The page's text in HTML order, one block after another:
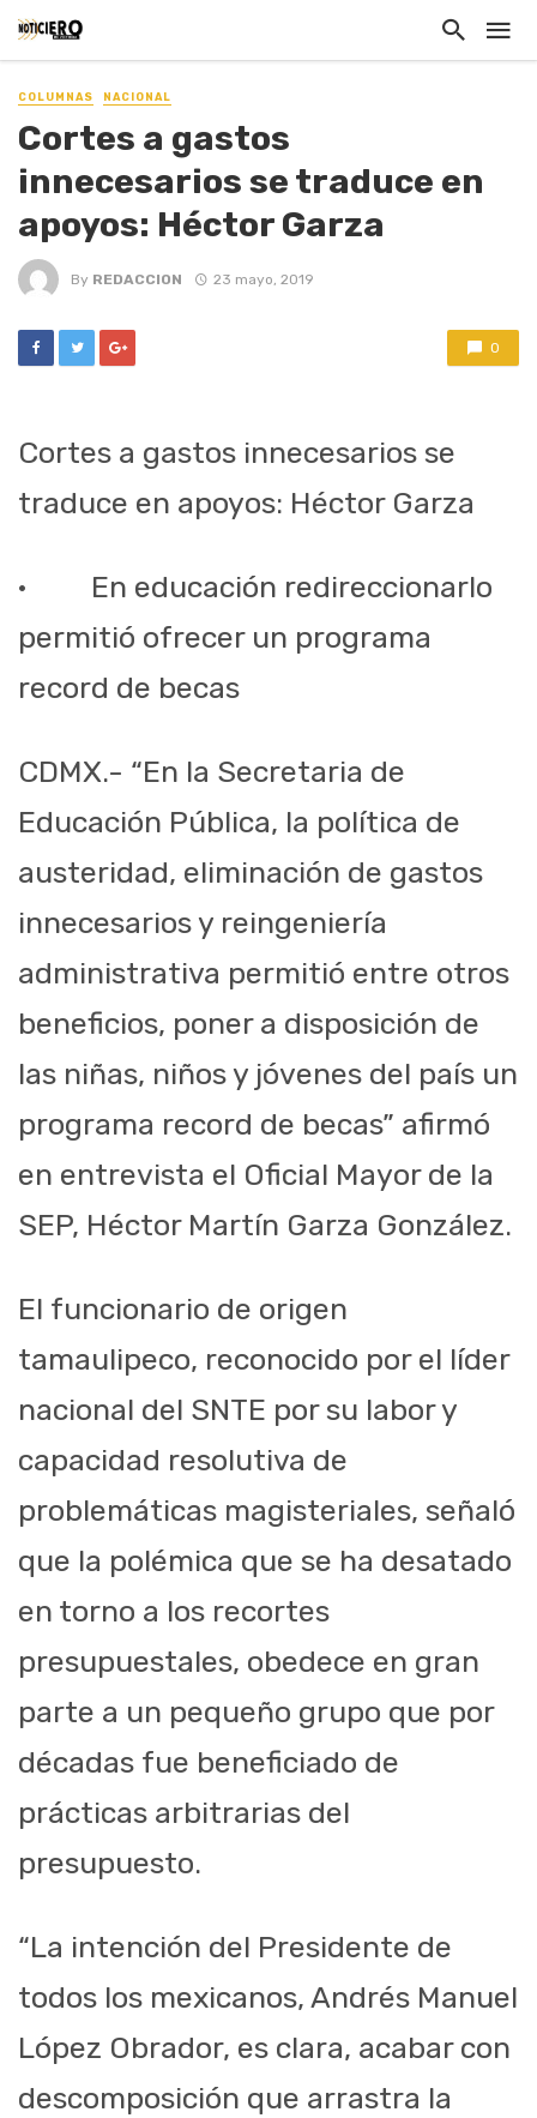
COLUMNAS NACIONAL
Cortes a gastos
innecesarios se traduce en
apoyos: Héctor Garza
By REDACCION 23 mayo, 2019
0
Cortes a gastos innecesarios se
traduce en apoyos: Héctor Garza
· En educación redireccionarlo
permitió ofrecer un programa
record de becas
CDMX.- “En la Secretaria de
Educación Pública, la política de
austeridad, eliminación de gastos
innecesarios y reingeniería
administrativa permitió entre otros
beneficios, poner a disposición de
las niñas, niños y jóvenes del país un
programa record de becas” afirmó
en entrevista el Oficial Mayor de la
SEP, Héctor Martín Garza González.
El funcionario de origen
tamaulipeco, reconocido por el líder
nacional del SNTE por su labor y
capacidad resolutiva de
problemáticas magisteriales, señaló
que la polémica que se ha desatado
en torno a los recortes
presupuestales, obedece en gran
parte a un pequeño grupo que por
décadas fue beneficiado de
prácticas arbitrarias del
presupuesto.
“La intención del Presidente de
todos los mexicanos, Andrés Manuel
López Obrador, es clara, acabar con
descomposición que arrastra la